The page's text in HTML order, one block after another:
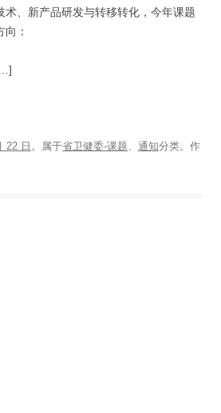
术、新产品研发与转移转化，今年课题
：
22 日 。属于省卫健委-课题、 通知分类。 作